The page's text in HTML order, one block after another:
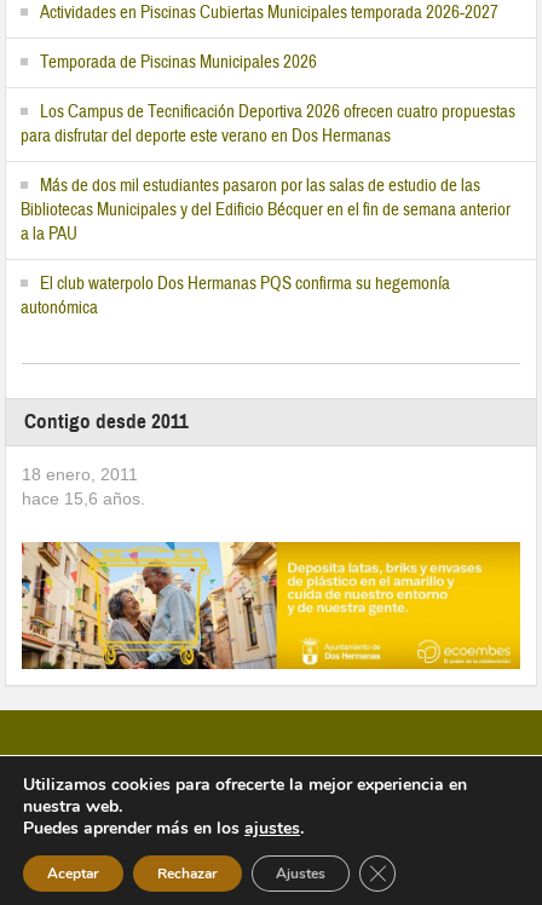
Actividades en Piscinas Cubiertas Municipales temporada 2026-2027
Temporada de Piscinas Municipales 2026
Los Campus de Tecnificación Deportiva 2026 ofrecen cuatro propuestas
para disfrutar del deporte este verano en Dos Hermanas
Más de dos mil estudiantes pasaron por las salas de estudio de las
Bibliotecas Municipales y del Edificio Bécquer en el fin de semana anterior
a la PAU
El club waterpolo Dos Hermanas PQS confirma su hegemonía
autonómica
Contigo desde 2011
18 enero, 2011
hace 15,6 años.
Copyright © 2026 Vivir en Montequinto Periódico Digital
Utilizamos cookies para ofrecerte la mejor experiencia en
nuestra web.
Puedes aprender más en los ajustes.
Aceptar Rechazar Ajustes Cerrar el banner de